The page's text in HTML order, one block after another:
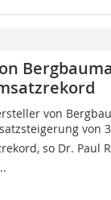
von
von
so Dr. Paul